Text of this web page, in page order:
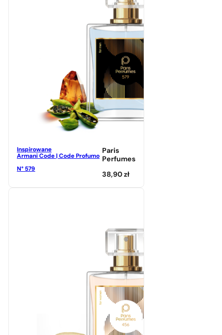
Inspirowane
Armani Code | Code Profumo
N° 579
Paris
Perfumes
38,90zł